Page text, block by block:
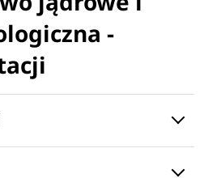
-